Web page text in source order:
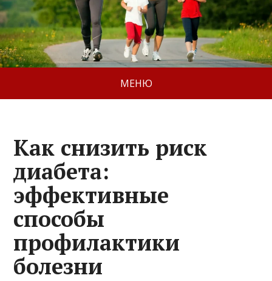
МЕНЮ
Как снизить риск
диабета:
эффективные
способы
профилактики
болезни